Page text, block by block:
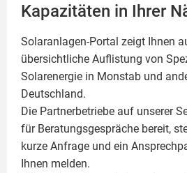
Kapazitäten in Ihrer
Solaranlagen-Portal zeigt Ihnen
übersichtliche Auflistung von
Solarenergie in Monstab und
Deutschland.
Die Partnerbetriebe auf unserer
für Beratungsgespräche bereit,
kurze Anfrage und ein
Ihnen melden.